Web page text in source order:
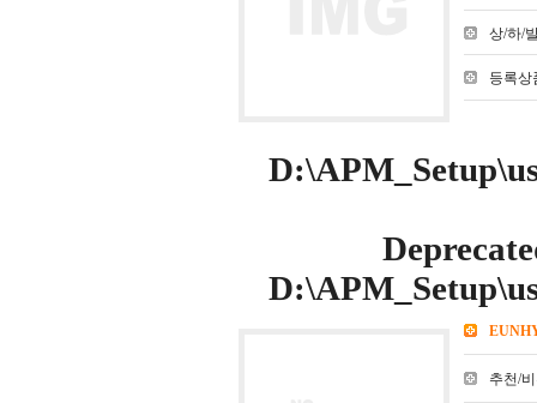
상/하/
등록상
추천/